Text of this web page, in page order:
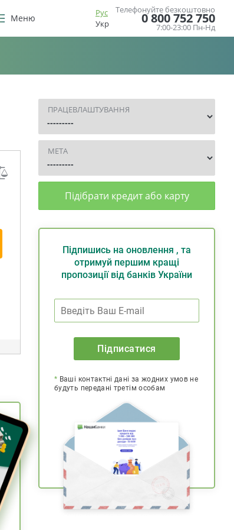
Меню
Рус
Укр
Телефонуйте безкоштовно
0 800 752 750
7:00-23:00 Пн-Нд
ПРАЦЕВЛАШТУВАННЯ
МЕТА
Підібрати кредит або карту
Підпишись на оновлення , та
отримуй першим кращі
пропозиції від банків України
Підписатися
* Ваші контактні дані за жодних умов не
будуть передані третім особам